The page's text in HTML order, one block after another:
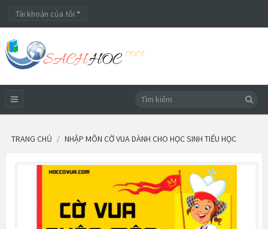
Tài khoản của tôi
TRANG CHỦ NHẬP MÔN CỜ VUA DÀNH CHO HỌC SINH TIỂU HỌC